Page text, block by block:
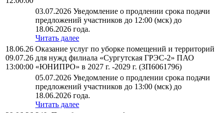
03.07.2026 Уведомление о продлении срока подачи
предложений участников до 12:00 (мск) до
18.06.2026 года.
Читать далее
18.06.26
09.07.26
13:00:00
Оказание услуг по уборке помещений и территорий
для нужд филиала «Сургутская ГРЭС-2» ПАО
«ЮНИПРО» в 2027 г. -2029 г. (ЗП6061796)
05.07.2026 Уведомление о продлении срока подачи
предложений участников до 13:00 (мск) до
18.06.2026 года.
Читать далее